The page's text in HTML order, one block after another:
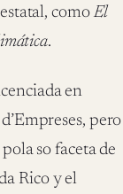
comoEl
.
en
pero
so faceta de
Rico y el